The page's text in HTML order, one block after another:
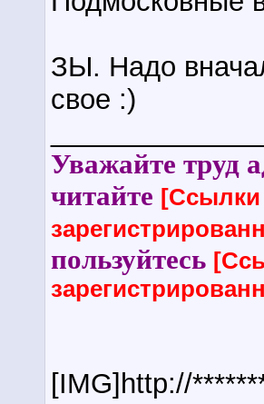
ЗЫ. Надо
свое :)
Уважайте труд
читайте [Ссылки
пользуйтесь
[IMG]http://